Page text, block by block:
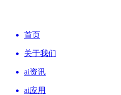
首页
关于我们
ai资讯
ai应用